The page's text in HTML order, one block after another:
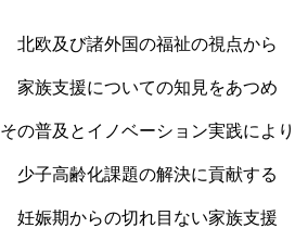
北欧及び諸外国の福祉の視点から
家族支援についての知見をあつめ
その普及とイノベーション実践により
少子高齢化課題の解決に貢献する
妊娠期からの切れ目ない家族支援